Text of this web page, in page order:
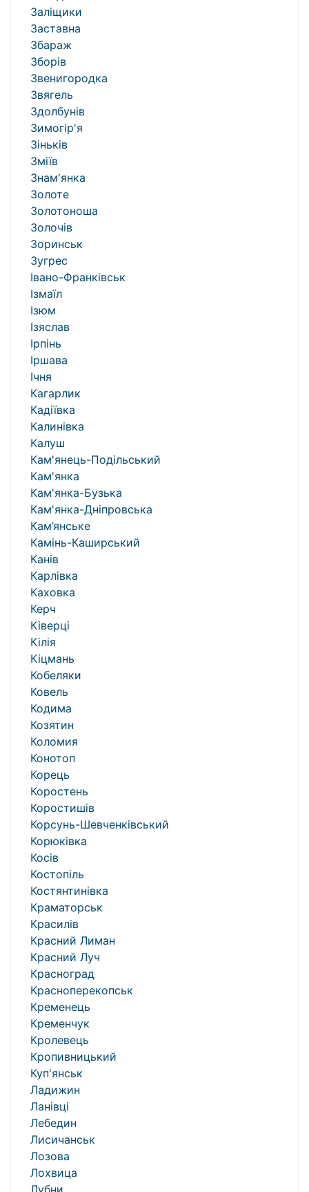
Заліщики
Заставна
Збараж
Зборів
Звенигородка
Звягель
Здолбунів
Зимогір'я
Зіньків
Зміїв
Знам'янка
Золоте
Золотоноша
Золочів
Зоринськ
Зугрес
Івано-Франківськ
Ізмаїл
Ізюм
Ізяслав
Ірпінь
Іршава
Ічня
Кагарлик
Кадіївка
Калинівка
Калуш
Кам'янець-Подільський
Кам'янка
Кам'янка-Бузька
Кам'янка-Дніпровська
Кам’янське
Камінь-Каширський
Канів
Карлівка
Каховка
Керч
Ківерці
Кілія
Кіцмань
Кобеляки
Ковель
Кодима
Козятин
Коломия
Конотоп
Корець
Коростень
Коростишів
Корсунь-Шевченківський
Корюківка
Косів
Костопіль
Костянтинівка
Краматорськ
Красилів
Красний Лиман
Красний Луч
Красноград
Красноперекопськ
Кременець
Кременчук
Кролевець
Кропивницький
Куп'янськ
Ладижин
Ланівці
Лебедин
Лисичанськ
Лозова
Лохвица
Лубни